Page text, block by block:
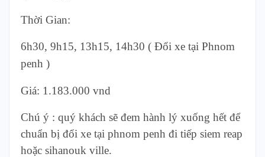
Thời Gian:
6h30, 9h15, 13h15, 14h30 ( Đổi xe tại Phnom
penh )
Giá: 1.183.000 vnd
Chú ý : quý khách sẽ đem hành lý xuống hết để
chuẩn bị đổi xe tại phnom penh đi tiếp siem reap
hoặc sihanouk ville.